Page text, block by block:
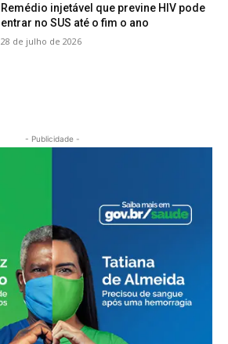
Remédio injetável que previne HIV pode
entrar no SUS até o fim o ano
28 de julho de 2026
- Publicidade -